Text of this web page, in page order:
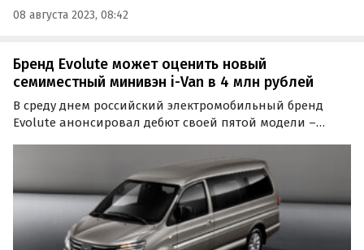
08 августа 2023, 08:42
Бренд Evolute может оценить новый
семиместный минивэн i-Van в 4 млн рублей
В среду днем российский электромобильный бренд
Evolute анонсировал дебют своей пятой модели –
И хотя начала его старта продаж производитель не
уточнил, предполагаемую стоимость портал
«Автоновости…